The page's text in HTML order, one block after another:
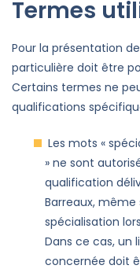
Termes
Pour la présentation
particulière doit être
Certains termes ne
qualifications
Les mots «
» ne sont
qualification
Barreaux,
spécialisation
Dans ce cas, un
concernée doit